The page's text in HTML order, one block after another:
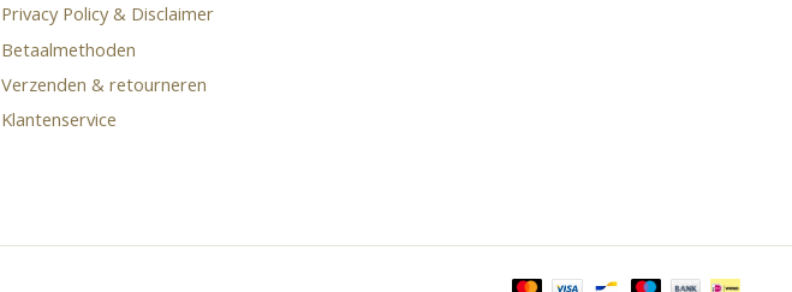
Privacy Policy & Disclaimer
Betaalmethoden
Verzenden & retourneren
Klantenservice